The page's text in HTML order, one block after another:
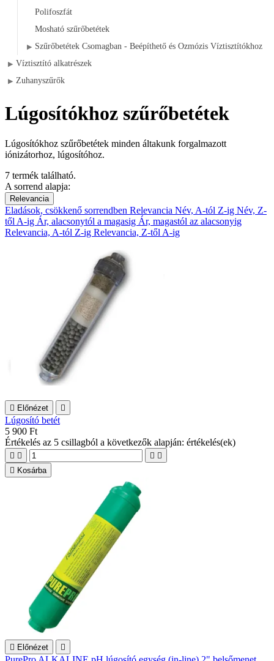
Polifoszfát
Mosható szűrőbetétek
▶ Szűrőbetétek Csomagban - Beépíthető és Ozmózis Víztisztítókhoz
▶ Víztisztító alkatrészek
▶ Zuhanyszűrők
Lúgosítókhoz szűrőbetétek
Lúgosítókhoz szűrőbetétek minden áltakunk forgalmazott
iónizátorhoz, lúgosítóhoz.
7 termék található.
A sorrend alapja:
Relevancia
Eladások, csökkenő sorrendben Relevancia Név, A-tól Z-ig Név, Z-
től A-ig Ár, alacsonytól a magasig Ár, magastól az alacsonyig
Relevancia, A-tól Z-ig Relevancia, Z-től A-ig
 Előnézet 
Lúgosító betét
5 900 Ft
Értékelés az 5 csillagból a következők alapján: értékelés(ek)
   
 Kosárba
 Előnézet 